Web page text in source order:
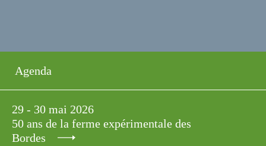
Agenda
29 - 30 mai 2026
50 ans de la ferme expérimentale des
Bordes